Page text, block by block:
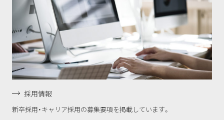
採用情報
新卒採用・キャリア採用の募集要項を掲載しています。